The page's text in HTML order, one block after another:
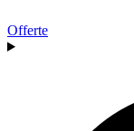
Offerte